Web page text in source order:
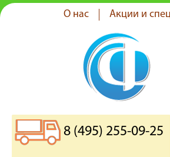
О нас Акции и
8 (495) 255-09-25